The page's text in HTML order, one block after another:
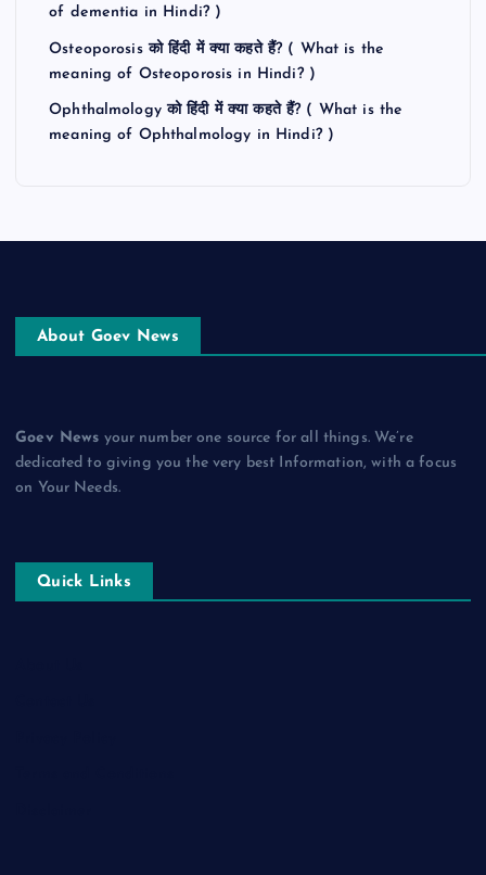
of dementia in Hindi? )
Osteoporosis को हिंदी में क्या कहते हैं? ( What is the
meaning of Osteoporosis in Hindi? )
Ophthalmology को हिंदी में क्या कहते हैं? ( What is the
meaning of Ophthalmology in Hindi? )
About Goev News
Goev News your number one source for all things. We’re
dedicated to giving you the very best Information, with a focus
on Your Needs.
Quick Links